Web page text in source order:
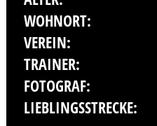
WOHNORT:
VEREIN:
TRAINER:
FOTOGRAF:
LIEBLINGSSTRECKE: